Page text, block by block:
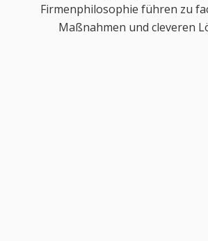
Firmenphilosophie führen zu
Maßnahmen und cleveren